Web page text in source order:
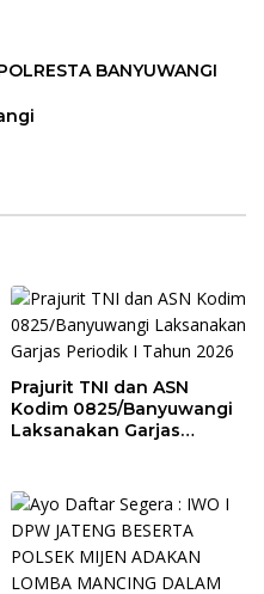
BANYUWANGI
Prajurit TNI dan ASN
Kodim 0825/Banyuwangi
Laksanakan Garjas